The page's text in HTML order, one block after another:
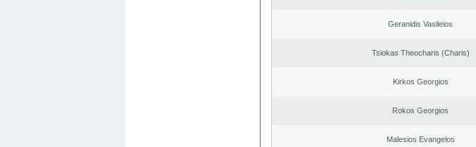
Geranidis Vasileios
Tsiokas Theocharis (Charis)
Kirkos Georgios
Rokos Georgios
Malesios Evangelos